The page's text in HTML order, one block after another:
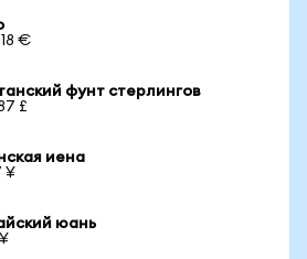
€
фунт стерлингов
£
иена
¥
юань